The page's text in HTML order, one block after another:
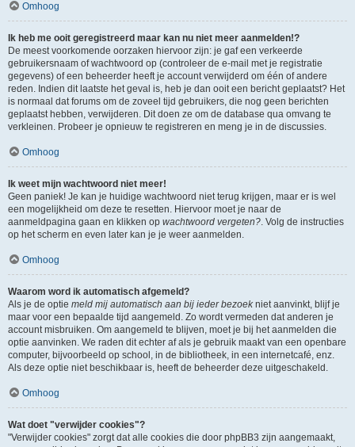
Omhoog
Ik heb me ooit geregistreerd maar kan nu niet meer aanmelden!?
De meest voorkomende oorzaken hiervoor zijn: je gaf een verkeerde
gebruikersnaam of wachtwoord op (controleer de e-mail met je registratie
gegevens) of een beheerder heeft je account verwijderd om één of andere
reden. Indien dit laatste het geval is, heb je dan ooit een bericht geplaatst? Het
is normaal dat forums om de zoveel tijd gebruikers, die nog geen berichten
geplaatst hebben, verwijderen. Dit doen ze om de database qua omvang te
verkleinen. Probeer je opnieuw te registreren en meng je in de discussies.
Omhoog
Ik weet mijn wachtwoord niet meer!
Geen paniek! Je kan je huidige wachtwoord niet terug krijgen, maar er is wel
een mogelijkheid om deze te resetten. Hiervoor moet je naar de
aanmeldpagina gaan en klikken op wachtwoord vergeten?. Volg de instructies
op het scherm en even later kan je je weer aanmelden.
Omhoog
Waarom word ik automatisch afgemeld?
Als je de optie meld mij automatisch aan bij ieder bezoekniet aanvinkt, blijf je
maar voor een bepaalde tijd aangemeld. Zo wordt vermeden dat anderen je
account misbruiken. Om aangemeld te blijven, moet je bij het aanmelden die
optie aanvinken. We raden dit echter af als je gebruik maakt van een openbare
computer, bijvoorbeeld op school, in de bibliotheek, in een internetcafé, enz.
Als deze optie niet beschikbaar is, heeft de beheerder deze uitgeschakeld.
Omhoog
Wat doet "verwijder cookies"?
"Verwijder cookies" zorgt dat alle cookies die door phpBB3 zijn aangemaakt,